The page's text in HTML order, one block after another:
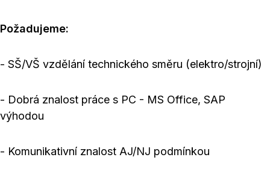
Požadujeme:
- SŠ/VŠ vzdělání technického směru (elektro/strojní)
- Dobrá znalost práce s PC - MS Office, SAP
výhodou
- Komunikativní znalost AJ/NJ podmínkou